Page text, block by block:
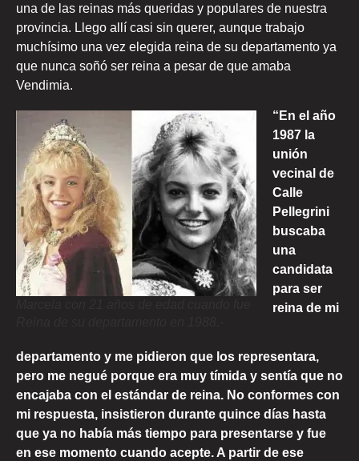
una de las reinas más queridas y populares de nuestra
provincia. Llego allí casi sin querer, aunque trabajo
muchísimo una vez elegida reina de su departamento ya
que nunca soñó ser reina a pesar de que amaba
Vendimia.
“En el año
1987 la
unión
vecinal de
Calle
Pellegrini
buscaba
una
candidata
para ser
reina de mi
departamento y me pidieron que los representara,
pero me negué porque era muy tímida y sentía que no
encajaba con el estándar de reina. No conformes con
mi respuesta, insistieron durante quince días hasta
que ya no había más tiempo para presentarse y fue
en ese momento cuando acepte. A partir de ese